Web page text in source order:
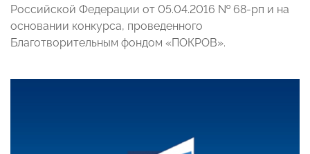
Российской Федерации от 05.04.2016 № 68-рп и на
основании конкурса, проведенного
Благотворительным фондом «ПОКРОВ».